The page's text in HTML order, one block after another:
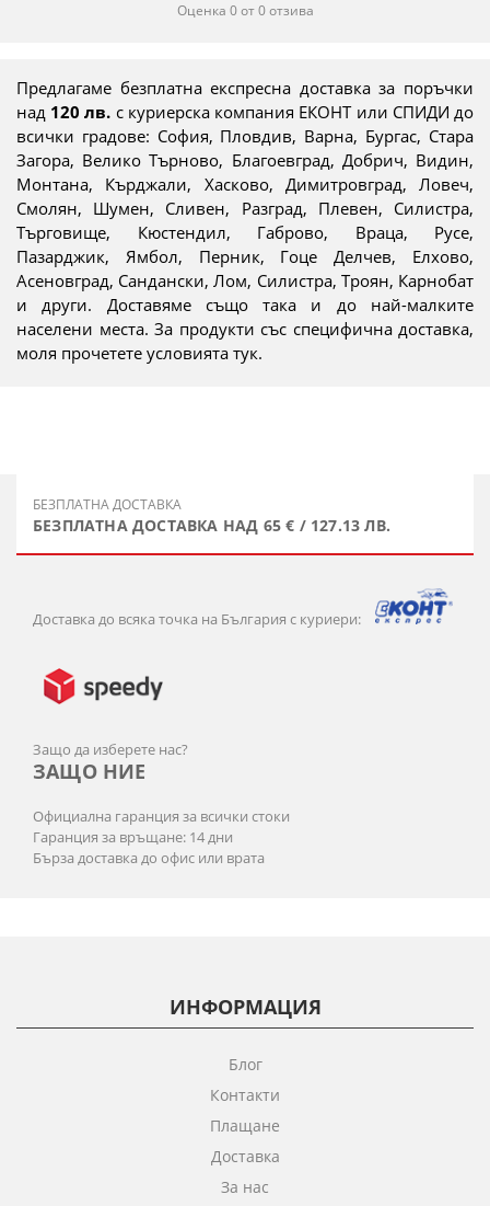
Оценка 0от0отзива
Предлагаме безплатна експресна доставка за поръчки
над 120 лв. с куриерска компания ЕКОНТ или СПИДИ до
всички градове: София, Пловдив, Варна, Бургас, Стара
Загора, Велико Търново, Благоевград, Добрич, Видин,
Монтана, Кърджали, Хасково, Димитровград, Ловеч,
Смолян, Шумен, Сливен, Разград, Плевен, Силистра,
Търговище, Кюстендил, Габрово, Враца, Русе,
Пазарджик, Ямбол, Перник, Гоце Делчев, Елхово,
Асеновград, Сандански, Лом, Силистра, Троян, Карнобат
и други. Доставяме също така и до най-малките
населени места. За продукти със специфична доставка,
моля прочетете условията тук.
БЕЗПЛАТНА ДОСТАВКА
БЕЗПЛАТНА ДОСТАВКА НАД 65 € / 127.13 ЛВ.
Доставка до всяка точка на България с куриери:
Защо да изберете нас?
ЗАЩО НИЕ
Официална гаранция за всички стоки
Гаранция за връщане: 14 дни
Бърза доставка до офис или врата
ИНФОРМАЦИЯ
Блог
Контакти
Плащане
Доставка
За нас